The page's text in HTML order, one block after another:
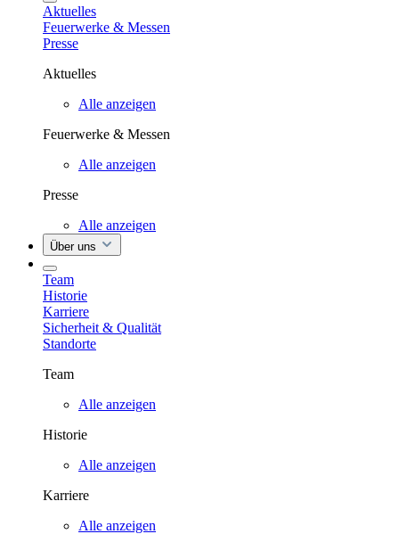
Aktuelles
Feuerwerke & Messen
Presse
Aktuelles
Alle anzeigen
Feuerwerke & Messen
Alle anzeigen
Presse
Alle anzeigen
Über uns
Team
Historie
Karriere
Sicherheit & Qualität
Standorte
Team
Alle anzeigen
Historie
Alle anzeigen
Karriere
Alle anzeigen